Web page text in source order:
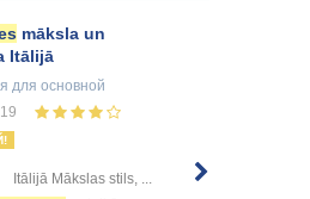
māksla un
Itālijā
для основной
19
Itālijā Mākslas stils, ...